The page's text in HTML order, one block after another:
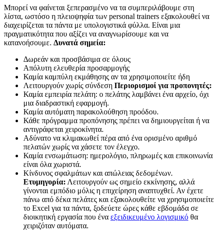
Μπορεί να φαίνεται ξεπερασμένο να τα συμπεριλάβουμε στη
λίστα, ωστόσο η πλειοψηφία των personal trainers εξακολουθεί να
διαχειρίζεται τα πάντα με υπολογιστικά φύλλα. Είναι μια
πραγματικότητα που αξίζει να αναγνωρίσουμε και να
κατανοήσουμε. Δυνατά σημεία:
Δωρεάν και προσβάσιμα σε όλους
Απόλυτη ελευθερία προσαρμογής
Καμία καμπύλη εκμάθησης αν τα χρησιμοποιείτε ήδη
Λειτουργούν χωρίς σύνδεση Περιορισμοί για προπονητές:
Καμία εμπειρία πελάτη: ο πελάτης λαμβάνει ένα αρχείο, όχι
μια διαδραστική εφαρμογή.
Καμία αυτόματη παρακολούθηση προόδου.
Κάθε πρόγραμμα προπόνησης πρέπει να δημιουργείται ή να
αντιγράφεται χειροκίνητα.
Αδύνατο να κλιμακωθεί πέρα από ένα ορισμένο αριθμό
πελατών χωρίς να χάσετε τον έλεγχο.
Καμία ενσωμάτωση: ημερολόγιο, πληρωμές και επικοινωνία
είναι όλα χωριστά.
Κίνδυνος σφαλμάτων και απώλειας δεδομένων.
Ετυμηγορία: Λειτουργούν ως σημείο εκκίνησης, αλλά
γίνονται εμπόδιο μόλις η επιχείρηση αναπτυχθεί. Αν έχετε
πάνω από δέκα πελάτες και εξακολουθείτε να χρησιμοποιείτε
το Excel για τα πάντα, ξοδεύετε ώρες κάθε εβδομάδα σε
διοικητική εργασία που ένα εξειδικευμένο λογισμικό θα
χειριζόταν αυτόματα.